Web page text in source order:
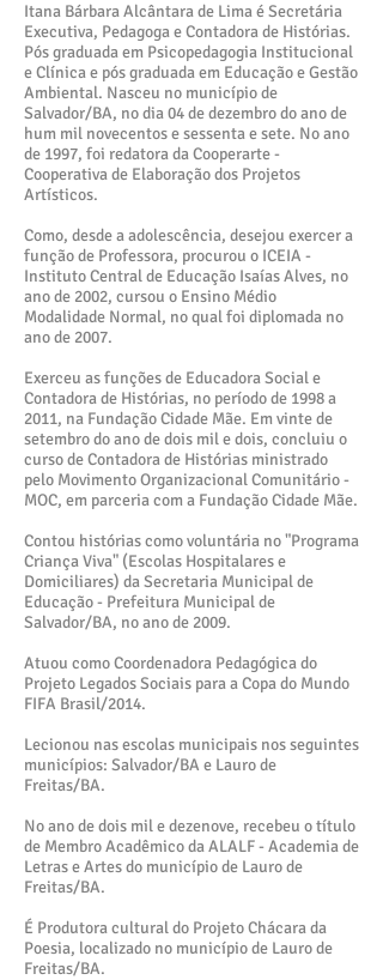
Itana Bárbara Alcântara de Lima é Secretária
Executiva, Pedagoga e Contadora de Histórias.
Pós graduada em Psicopedagogia Institucional
e Clínica e pós graduada em Educação e Gestão
Ambiental. Nasceu no município de
Salvador/BA, no dia 04 de dezembro do ano de
hum mil novecentos e sessenta e sete. No ano
de 1997, foi redatora da Cooperarte -
Cooperativa de Elaboração dos Projetos
Artísticos.
Como, desde a adolescência, desejou exercer a
função de Professora, procurou o ICEIA -
Instituto Central de Educação Isaías Alves, no
ano de 2002, cursou o Ensino Médio
Modalidade Normal, no qual foi diplomada no
ano de 2007.
Exerceu as funções de Educadora Social e
Contadora de Histórias, no período de 1998 a
2011, na Fundação Cidade Mãe. Em vinte de
setembro do ano de dois mil e dois, concluiu o
curso de Contadora de Histórias ministrado
pelo Movimento Organizacional Comunitário -
MOC, em parceria com a Fundação Cidade Mãe.
Contou histórias como voluntária no "Programa
Criança Viva" (Escolas Hospitalares e
Domiciliares) da Secretaria Municipal de
Educação - Prefeitura Municipal de
Salvador/BA, no ano de 2009.
Atuou como Coordenadora Pedagógica do
Projeto Legados Sociais para a Copa do Mundo
FIFA Brasil/2014.
Lecionou nas escolas municipais nos seguintes
municípios: Salvador/BA e Lauro de
Freitas/BA.
No ano de dois mil e dezenove, recebeu o título
de Membro Acadêmico da ALALF - Academia de
Letras e Artes do município de Lauro de
Freitas/BA.
É Produtora cultural do Projeto Chácara da
Poesia, localizado no município de Lauro de
Freitas/BA.